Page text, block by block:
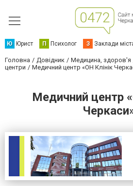
Ю Юрист П Психолог З Заклади
Головна Довідник Медицина, здоров'я
центри
Медичний центр «ОН Клінік
Медичний центр